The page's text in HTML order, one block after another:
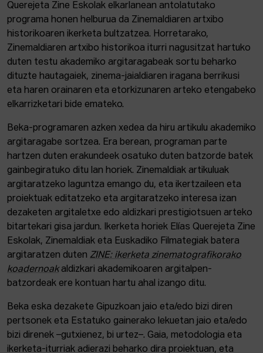
Querejeta Zine Eskolak elkarlanean antolatutako
programa honen helburua da Zinemaldiaren artxibo
historikoaren ikerketa bultzatzea. Horretarako,
Zinemaldiaren artxibo historikoa iturri nagusitzat hartuko
duten testu akademiko argitaragabeak sortu beharko
dituzte hautagaiek, zinema-jaialdiaren iragana berrikusi
eta haren orainaren eta etorkizunaren arteko etengabeko
elkarrizketari bide emateko.
Beka-programaren azken xedea da hiru artikulu akademiko
argitaragabe sortzea. Era berean, programan parte
hartzen duten erakundeek osatuko duten batzorde batek
gainbegiratuko ditu lan horiek. Zinemaldiak artikuluak
argitaratzeko laguntza emango du, eta ikertzaileen eta
proiektuak editatzeko eta argitaratzeko interesa izan
dezaketen argitaletxe edo aldizkari prestigiotsuen arteko
bitartekari gisa jardun. Ikerketa horiek Elías Querejeta Zine
Eskolak, Zinemaldiak eta Euskadiko Filmategiak batera
argitaratzen duten ZINE: ikerketa zinematografikorako
koadernoakaldizkari akademikoaren argitalpen-
batzordeak ere kontuan hartu ahal izango ditu.
Beka eska dezakete Gipuzkoan jaio eta/edo bizi diren
pertsonek eta Estatuko gainerako lekuetan jaio eta/edo
bizi direnek –gutxienez, bi urtez–. Gaia, metodologia eta
ikerketa-iturriak adierazi beharko dira proiektuan, eta